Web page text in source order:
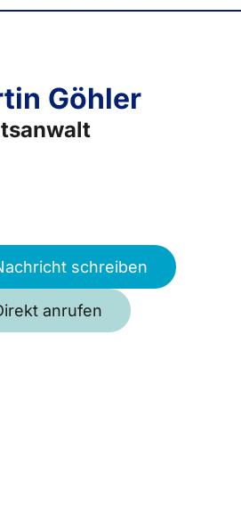
Göhler
schreiben
anrufen